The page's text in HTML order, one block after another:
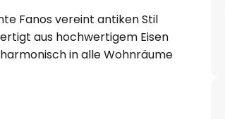
Fanos vereint antiken Stil
aus hochwertigem Eisen
in alle Wohnräume
überall drinnen und